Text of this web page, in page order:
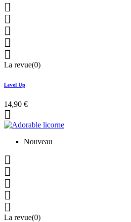





La revue(0)
Level Up
14,90 €

Nouveau





La revue(0)